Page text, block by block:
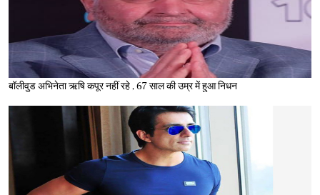
बॉलीवुड अभिनेता ऋषि कपूर नहीं रहे , 67 साल की उम्र में हुआ निधन